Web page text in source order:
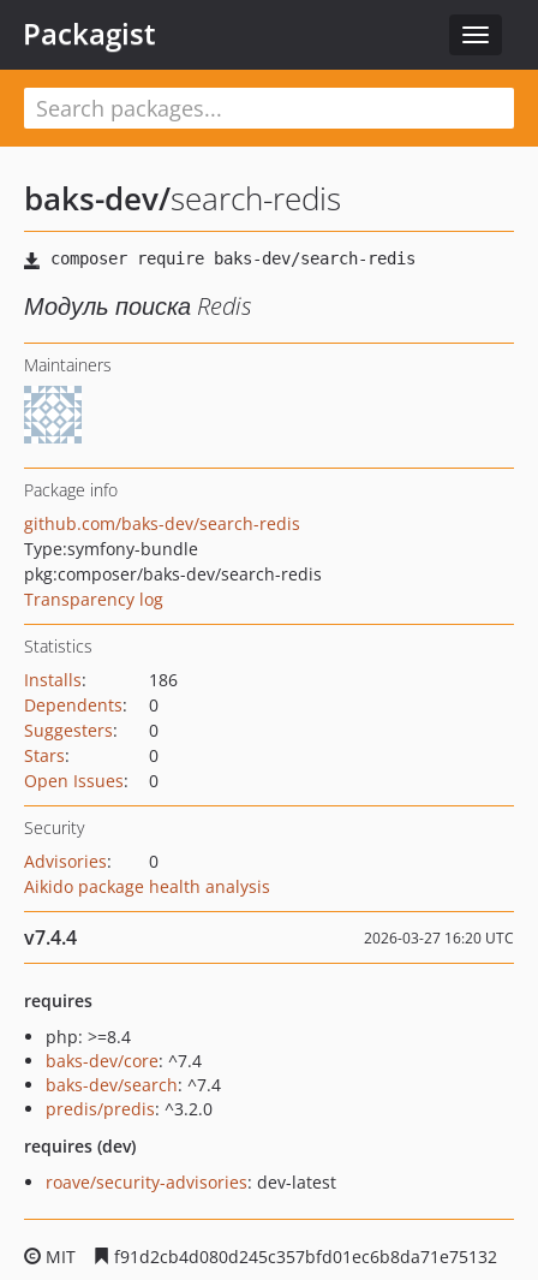
Toggle
Packagist
baks-dev/search-redis
Модуль поиска Redis
Maintainers
Package info
github.com/baks-dev/search-redis
Type:symfony-bundle
pkg:composer/baks-dev/search-redis
Transparency log
Statistics
Installs:
186
Dependents:
0
Suggesters:
0
Stars:
0
Open Issues: 0
Security
Advisories:
0
Aikido package health analysis
v7.4.4 2026-03-27 16:20 UTC
requires
php: >=8.4
baks-dev/core: ^7.4
baks-dev/search: ^7.4
predis/predis: ^3.2.0
requires (dev)
roave/security-advisories: dev-latest
MIT
f91d2cb4d080d245c357bfd01ec6b8da71e75132